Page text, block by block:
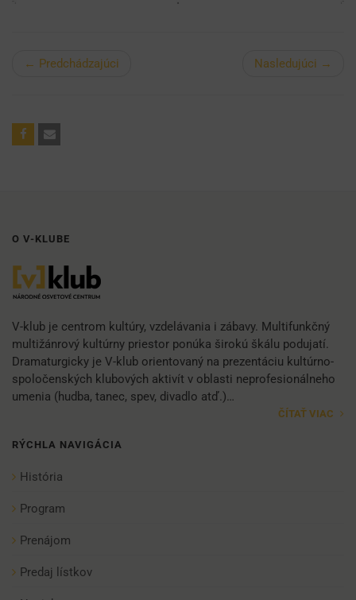
← Predchádzajúci Nasledujúci →
O V-KLUBE
V-klub je centrom kultúry, vzdelávania i zábavy. Multifunkčný
multižánrový kultúrny priestor ponúka širokú škálu podujatí.
Dramaturgicky je V-klub orientovaný na prezentáciu kultúrno-
spoločenských klubových aktivít v oblasti neprofesionálneho
umenia (hudba, tanec, spev, divadlo atď.)…
ČÍTAŤ VIAC
RÝCHLA NAVIGÁCIA
História
Program
Prenájom
Predaj lístkov